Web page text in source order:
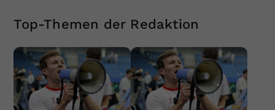
Top-Themen der Redaktion